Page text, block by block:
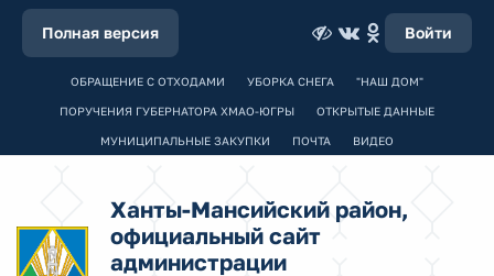
Полная версия Войти
ОБРАЩЕНИЕ С ОТХОДАМИ УБОРКА СНЕГА "НАШ ДОМ"
ПОРУЧЕНИЯ ГУБЕРНАТОРА ХМАО-ЮГРЫ ОТКРЫТЫЕ ДАННЫЕ
МУНИЦИПАЛЬНЫЕ ЗАКУПКИ ПОЧТА ВИДЕО
Ханты-Мансийский район,
официальный сайт
администрации